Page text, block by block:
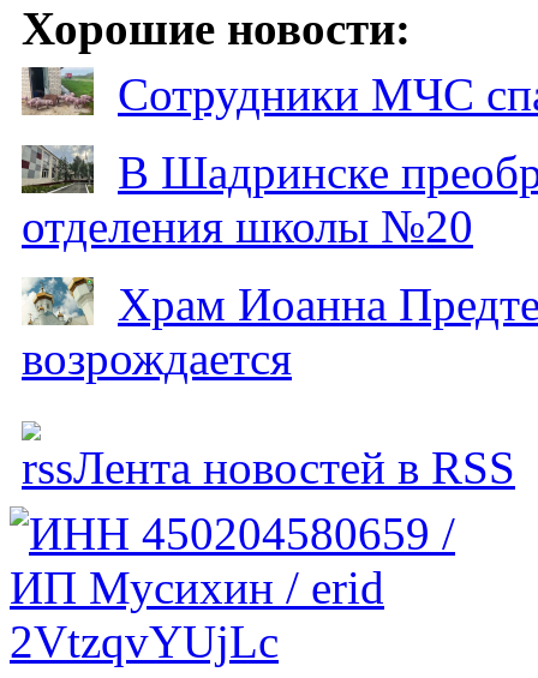
Хорошие новости:
Сотрудники МЧС
В Шадринске
отделения школы №20
Храм Иоанна
возрождается
Лента новостей в RSS